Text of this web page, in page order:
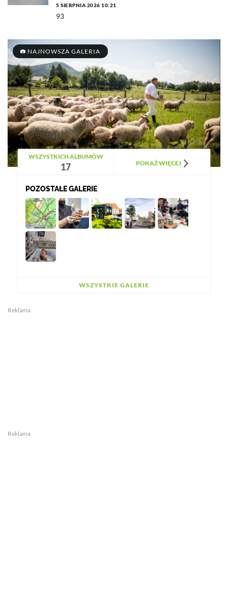
5 SIERPNIA 2026 10:21
93
NAJNOWSZA GALERIA
WSZYSTKICH ALBUMÓW
17 POKAŻ WIĘCEJ
POZOSTAŁE GALERIE
WSZYSTKIE GALERIE
Reklama
Reklama